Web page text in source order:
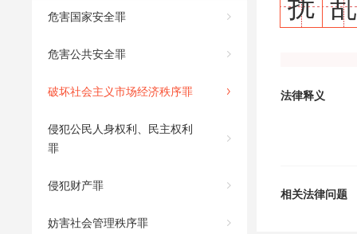
危害国家安全罪
危害公共安全罪
破坏社会主义市场经济秩序罪
侵犯公民人身权利、民主权利
罪
侵犯财产罪
妨害社会管理秩序罪
扰 乱
法律释义
相关法律问题